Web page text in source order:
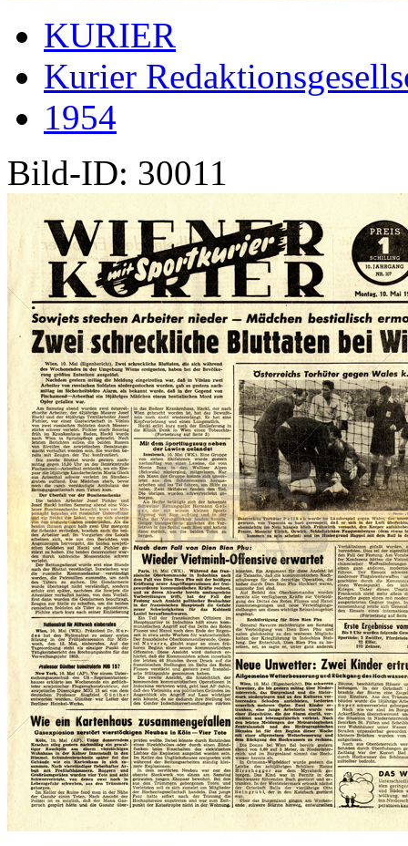
KURIER
Kurier
1954
Bild-ID: 30011